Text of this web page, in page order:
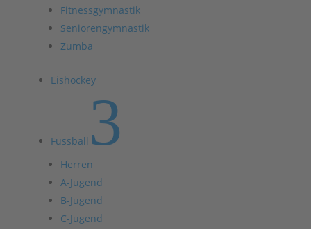
Fitnessgymnastik
Seniorengymnastik
Zumba
Eishockey
Fussball 3
Herren
A-Jugend
B-Jugend
C-Jugend